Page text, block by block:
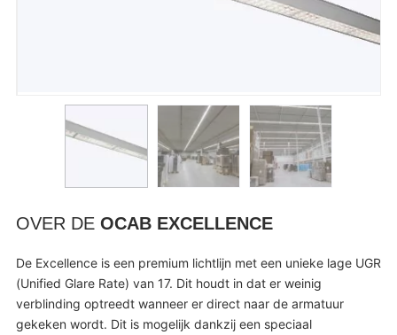
OVER DEOCAB EXCELLENCE
De Excellence is een premium lichtlijn met een unieke lage UGR
(Unified Glare Rate) van 17. Dit houdt in dat er weinig
verblinding optreedt wanneer er direct naar de armatuur
gekeken wordt. Dit is mogelijk dankzij een speciaal